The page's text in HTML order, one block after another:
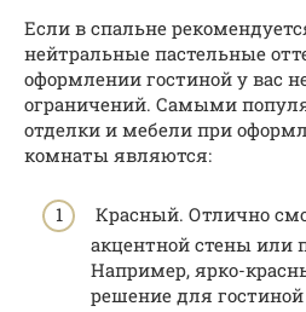
Если в спальне
нейтральные пастельные
оформлении гостиной у вас
ограничений. Самыми
отделки и мебели при
комнаты являются:
Красный. Отлично
акцентной стены или
Например, ярко-
решение для